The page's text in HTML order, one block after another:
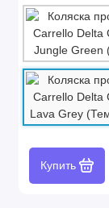
Купить